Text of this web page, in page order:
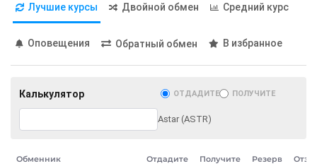
Лучшие курсы Двойной обмен Средний курс
Оповещения Обратный обмен В избранное
Калькулятор ОТДАДИТЕ ПОЛУЧИТЕ
Astar (ASTR)
Обменник Отдадите Получите Резерв